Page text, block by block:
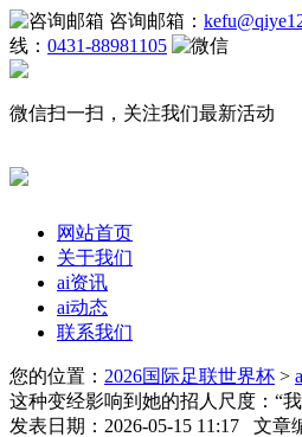
咨询邮箱：
线： 0431-88981105
微信扫一扫，关注我们最新活动
网站首页
关于我们
ai资讯
ai动态
联系我们
您的位置： 2026国际足联世界杯 >
这种变经影响到她的招人尺度：“
发表日期：2026-05-15 11:17 文章